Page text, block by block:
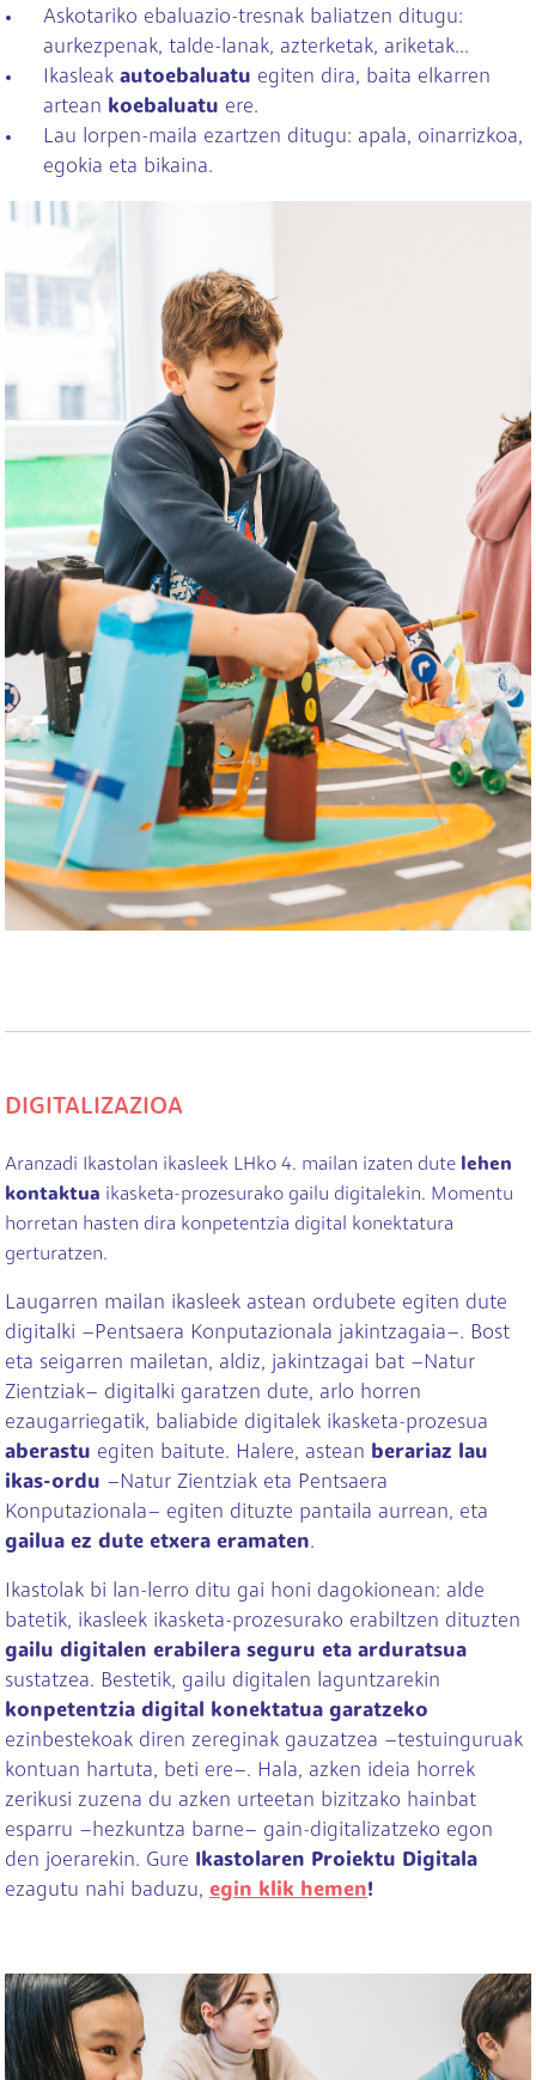
Askotariko ebaluazio-tresnak baliatzen ditugu:
aurkezpenak, talde-lanak, azterketak, ariketak...
Ikasleak autoebaluatu egiten dira, baita elkarren
artean koebaluatu ere.
Lau lorpen-maila ezartzen ditugu: apala, oinarrizkoa,
egokia eta bikaina.
DIGITALIZAZIOA
Aranzadi Ikastolan ikasleek LHko 4. mailan izaten dute lehen
kontaktua ikasketa-prozesurako gailu digitalekin. Momentu
horretan hasten dira konpetentzia digital konektatura
gerturatzen.
Laugarren mailan ikasleek astean ordubete egiten dute
digitalki –Pentsaera Konputazionala jakintzagaia–. Bost
eta seigarren mailetan, aldiz, jakintzagai bat –Natur
Zientziak– digitalki garatzen dute, arlo horren
ezaugarriegatik, baliabide digitalek ikasketa-prozesua
aberastu egiten baitute. Halere, astean berariaz lau
ikas-ordu –Natur Zientziak eta Pentsaera
Konputazionala– egiten dituzte pantaila aurrean, eta
gailua ez dute etxera eramaten.
Ikastolak bi lan-lerro ditu gai honi dagokionean: alde
batetik, ikasleek ikasketa-prozesurako erabiltzen dituzten
gailu digitalen erabilera seguru eta arduratsua
sustatzea. Bestetik, gailu digitalen laguntzarekin
konpetentzia digital konektatua garatzeko
ezinbestekoak diren zereginak gauzatzea –testuinguruak
kontuan hartuta, beti ere–. Hala, azken ideia horrek
zerikusi zuzena du azken urteetan bizitzako hainbat
esparru –hezkuntza barne– gain-digitalizatzeko egon
den joerarekin. Gure Ikastolaren Proiektu Digitala
ezagutu nahi baduzu, egin klik hemen!